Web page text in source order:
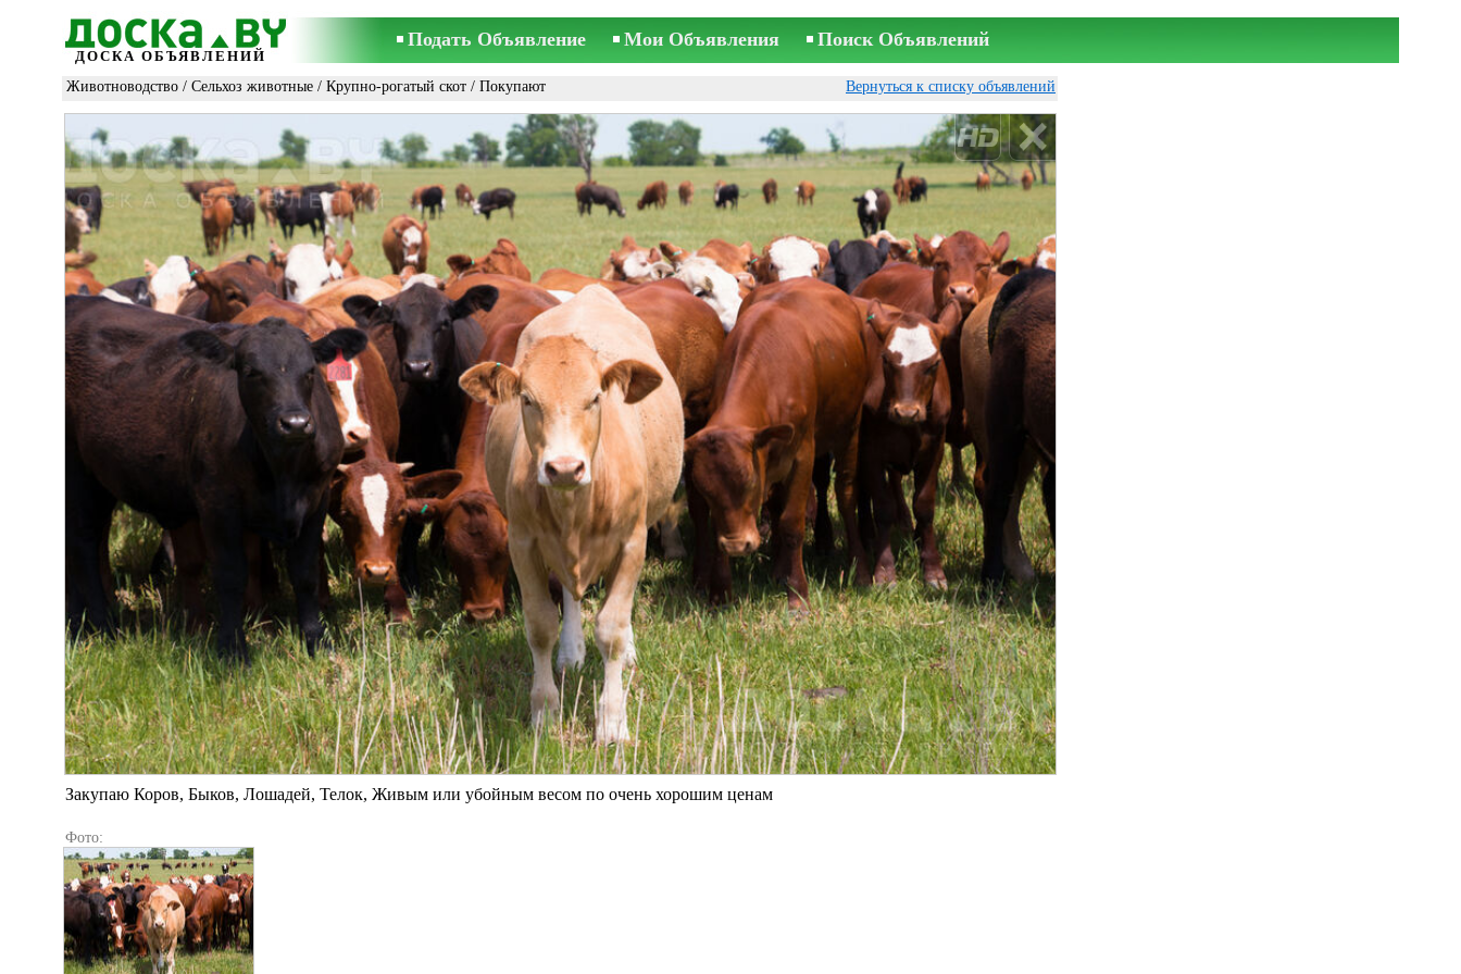
ДОСКА ОБЪЯВЛЕНИЙ
Подать Объявление Мои Объявления Поиск Объявлений
Животноводство / Сельхоз животные / Крупно-рогатый скот / Покупают Вернуться к списку объявлений
Закупаю Коров, Быков, Лошадей, Телок, Живым или убойным весом по очень хорошим ценам
Фото: